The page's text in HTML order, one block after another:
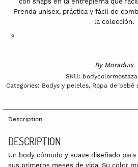
Prenda unisex, práctica y fácil de
la colección.
By Moraduix
SKU:
Categories: Bodys y peleles, Ropa de bebé
Description
DESCRIPTION
Un body cómodo y suave diseñado
sus primeros meses de vida. Su color